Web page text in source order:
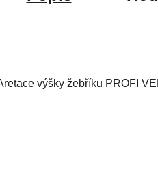
výšky žebříku PROFI